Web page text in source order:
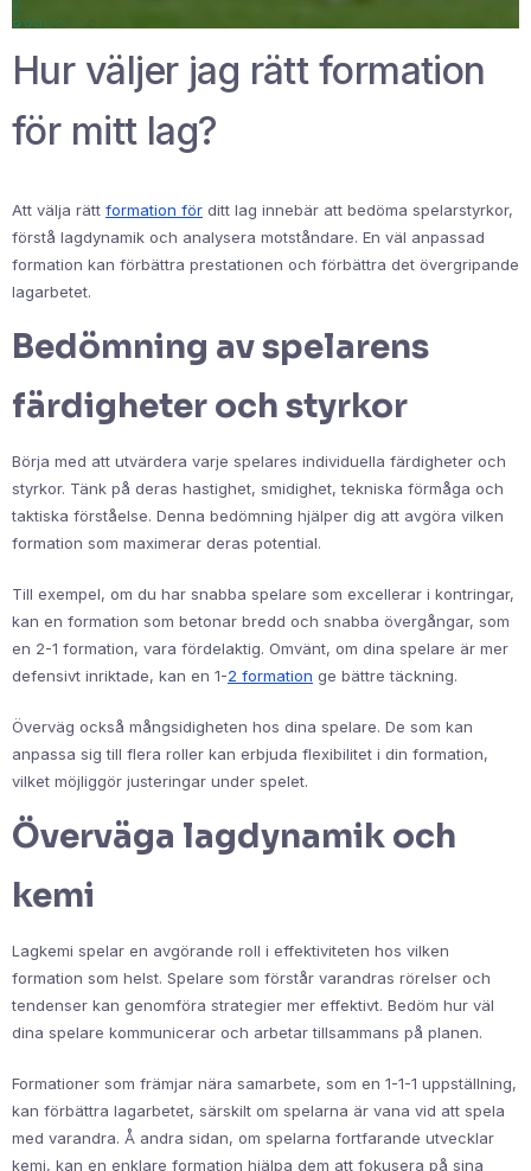
Hur väljer jag rätt formation
för mitt lag?
Att välja rätt formation för ditt lag innebär att bedöma spelarstyrkor,
förstå lagdynamik och analysera motståndare. En väl anpassad
formation kan förbättra prestationen och förbättra det övergripande
lagarbetet.
Bedömning av spelarens
färdigheter och styrkor
Börja med att utvärdera varje spelares individuella färdigheter och
styrkor. Tänk på deras hastighet, smidighet, tekniska förmåga och
taktiska förståelse. Denna bedömning hjälper dig att avgöra vilken
formation som maximerar deras potential.
Till exempel, om du har snabba spelare som excellerar i kontringar,
kan en formation som betonar bredd och snabba övergångar, som
en 2-1 formation, vara fördelaktig. Omvänt, om dina spelare är mer
defensivt inriktade, kan en 1-2 formation ge bättre täckning.
Överväg också mångsidigheten hos dina spelare. De som kan
anpassa sig till flera roller kan erbjuda flexibilitet i din formation,
vilket möjliggör justeringar under spelet.
Överväga lagdynamik och
kemi
Lagkemi spelar en avgörande roll i effektiviteten hos vilken
formation som helst. Spelare som förstår varandras rörelser och
tendenser kan genomföra strategier mer effektivt. Bedöm hur väl
dina spelare kommunicerar och arbetar tillsammans på planen.
Formationer som främjar nära samarbete, som en 1-1-1 uppställning,
kan förbättra lagarbetet, särskilt om spelarna är vana vid att spela
med varandra. Å andra sidan, om spelarna fortfarande utvecklar
kemi, kan en enklare formation hjälpa dem att fokusera på sina